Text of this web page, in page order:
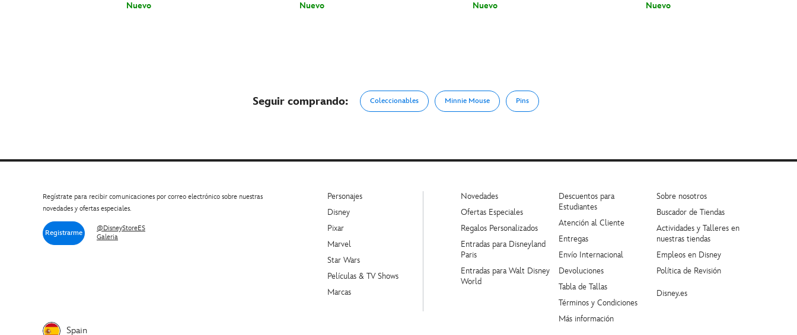
Nuevo
Nuevo
Nuevo
Nuevo
Seguir comprando: Coleccionables Minnie Mouse Pins
Regístrate para recibir comunicaciones por correo electrónico sobre nuestras
novedades y ofertas especiales.
Registrarme
@DisneyStoreES
Galeria
Spain
Personajes
Disney
Pixar
Marvel
Star Wars
Películas & TV Shows
Marcas
Novedades
Ofertas Especiales
Regalos Personalizados
Entradas para Disneyland
Paris
Entradas para Walt Disney
World
Descuentos para
Estudiantes
Atención al Cliente
Entregas
Envío Internacional
Devoluciones
Tabla de Tallas
Términos y Condiciones
Más información
Sobre nosotros
Buscador de Tiendas
Actividades y Talleres en
nuestras tiendas
Empleos en Disney
Política de Revisión
Disney.es